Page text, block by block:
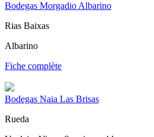
Bodegas Morgadio Albarino
Rias Baixas
Albarino
Fiche complète
Bodegas Naia Las Brisas
Rueda